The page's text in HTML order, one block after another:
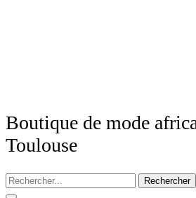
Boutique de mode
Toulouse
Rechercher